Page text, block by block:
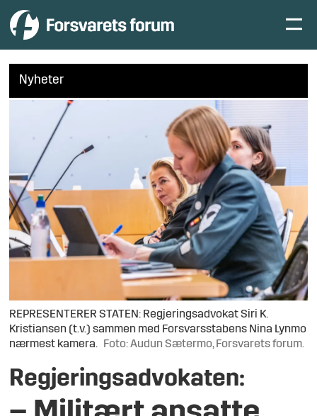
Nyheter
REPRESENTERER STATEN: Regjeringsadvokat Siri K.
Kristiansen (t.v.) sammen med Forsvarsstabens Nina Lynmo
nærmest kamera.
Foto: Audun Sætermo, Forsvarets forum.
Regjeringsadvokaten: